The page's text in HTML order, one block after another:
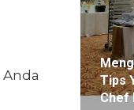
Anda
Tips
Chef